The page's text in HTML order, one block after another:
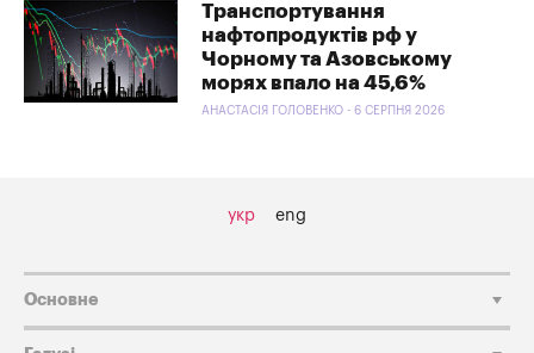
Транспортування
нафтопродуктів рф у
Чорному та Азовському
морях впало на 45,6%
АНАСТАСІЯ ГОЛОВЕНКО - 6 СЕРПНЯ 2026
укр eng
Основне